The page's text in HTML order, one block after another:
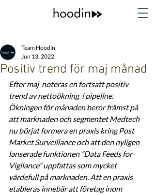
Positiv trend för maj månad
Team Hoodin
Jun 13, 2022
Efter maj  noteras en fortsatt positiv
trend av nettoökning  i pipeline.
Ökningen för månaden beror främst på
att marknaden och segmentet Medtech
nu börjat formera en praxis kring Post
Market Surveillance och att den nyligen
lanserade funktionen ”Data Feeds for
Vigilance” uppfattas som mycket
värdefull på marknaden. Att en praxis
etableras innebär att företag inom